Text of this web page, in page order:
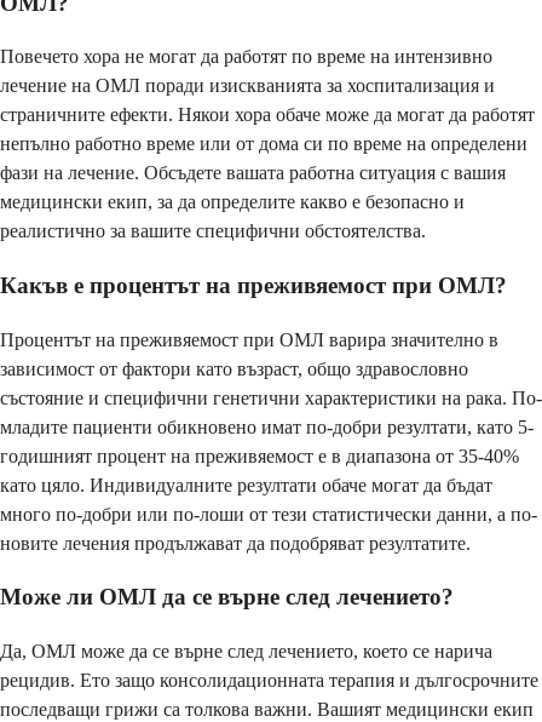
Повечето хора не могат да работят по време на интензивно
лечение на ОМЛ поради изискванията за хоспитализация и
страничните ефекти. Някои хора обаче може да могат да работят
непълно работно време или от дома си по време на определени
фази на лечение. Обсъдете вашата работна ситуация с вашия
медицински екип, за да определите какво е безопасно и
реалистично за вашите специфични обстоятелства.
Какъв е процентът на преживяемост при ОМЛ?
Процентът на преживяемост при ОМЛ варира значително в
зависимост от фактори като възраст, общо здравословно
състояние и специфични генетични характеристики на рака. По-
младите пациенти обикновено имат по-добри резултати, като 5-
годишният процент на преживяемост е в диапазона от 35-40%
като цяло. Индивидуалните резултати обаче могат да бъдат
много по-добри или по-лоши от тези статистически данни, а по-
новите лечения продължават да подобряват резултатите.
Може ли ОМЛ да се върне след лечението?
Да, ОМЛ може да се върне след лечението, което се нарича
рецидив. Ето защо консолидационната терапия и дългосрочните
последващи грижи са толкова важни. Вашият медицински екип